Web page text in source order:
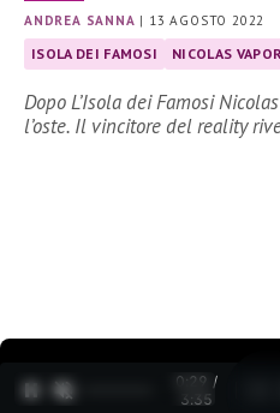
ANDREA SANNA | 13 AGOSTO 2022
ISOLA DEI FAMOSI NICOLAS
Dopo L’Isola dei Famosi
l’oste. Il vincitore del reality
0:30 /
3:35